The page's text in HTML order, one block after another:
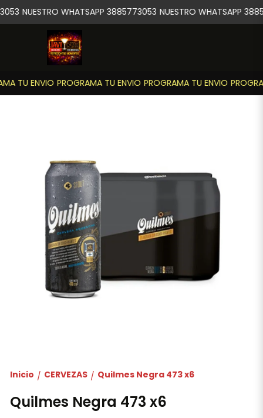
TU ENVIO PROGRAMA TU ENVIO PROGRAMA TU ENVIO
NUESTRO WHATSAPP 3885773053 NUESTRO WHATSAPP
Inicio / CERVEZAS / Quilmes Negra 473 x6
Quilmes Negra 473 x6